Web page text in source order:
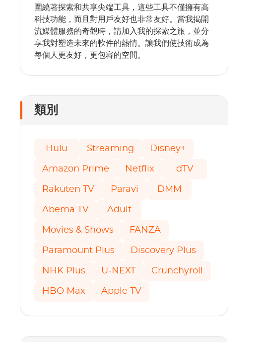
圍繞著探索和共享尖端工具，這些工具不僅擁有高
科技功能，而且對用戶友好也非常友好。當我揭開
流媒體服務的奇觀時，請加入我的探索之旅，並分
享我對塑造未來的軟件的熱情。讓我們使技術成為
每個人更友好，更包容的空間。
類別
Hulu Streaming Disney+
Amazon Prime Netflix dTV
Rakuten TV Paravi DMM
Abema TV Adult
Movies & Shows FANZA
Paramount Plus Discovery Plus
NHK Plus U-NEXT Crunchyroll
HBO Max Apple TV